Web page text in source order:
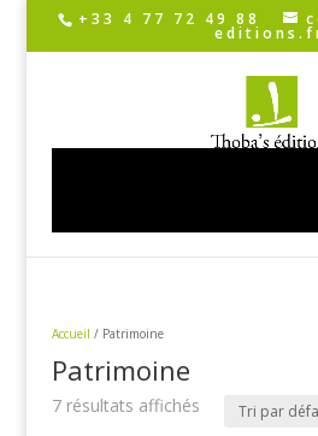
+33 4 77 72 49 88
Accueil / Patrimoine
Patrimoine
7 résultats affichés